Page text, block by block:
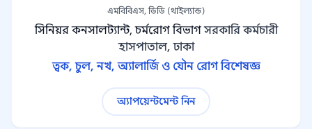
এমবিবিএস, ডিডি (থাইল্যান্ড)
সিনিয়র কনসালট্যান্ট, চর্মরোগ বিভাগ সরকারি কর্মচারী
হাসপাতাল, ঢাকা
ত্বক, চুল, নখ, অ্যালার্জি ও যৌন রোগ বিশেষজ্ঞ
অ্যাপয়েন্টমেন্ট নিন